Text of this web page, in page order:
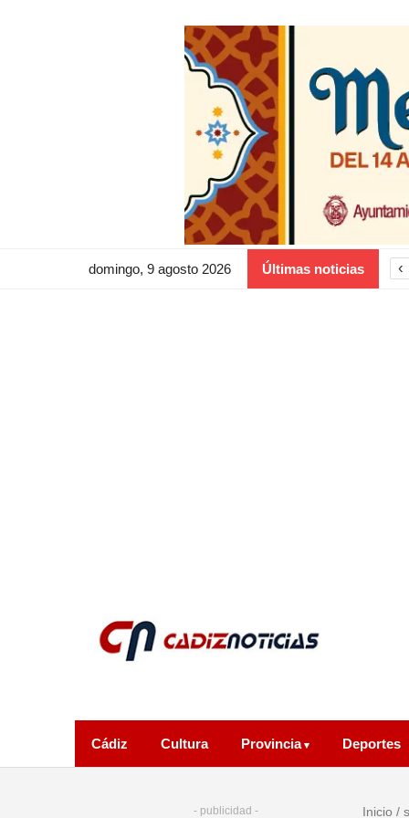
domingo, 9 agosto 2026 Últimas noticias ‹
Cádiz Cultura Provincia Deportes
- publicidad - Inicio /